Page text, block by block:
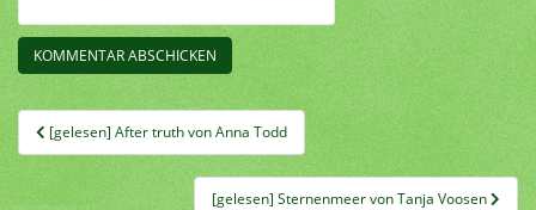
Beitragsnavigation
[gelesen] After truth von Anna Todd
[gelesen] Sternenmeer von Tanja Voosen